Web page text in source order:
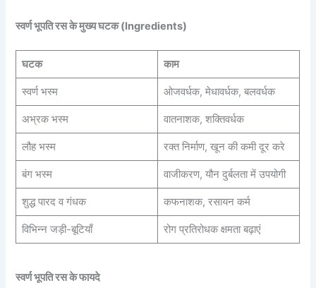
स्वर्ण भूपति रस के मुख्य घटक (Ingredients)
घटक काम
स्वर्ण भस्म ओजवर्धक, मेधावर्धक, बलवर्धक
अभ्रक भस्म वातनाशक, शक्तिवर्धक
लौह भस्म रक्त निर्माण, खून की कमी दूर करे
बंग भस्म वाजीकरण, यौन दुर्बलता में उपयोगी
शुद्ध पारद व गंधक कफनाशक, रसायन कर्म
विभिन्न जड़ी-बूटियाँ रोग प्रतिरोधक क्षमता बढ़ाएं
स्वर्ण भूपति रस के फायदे